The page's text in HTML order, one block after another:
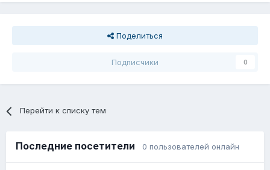
Поделиться
Подписчики 0
Перейти к списку тем
Последние посетители 0 пользователей онлайн